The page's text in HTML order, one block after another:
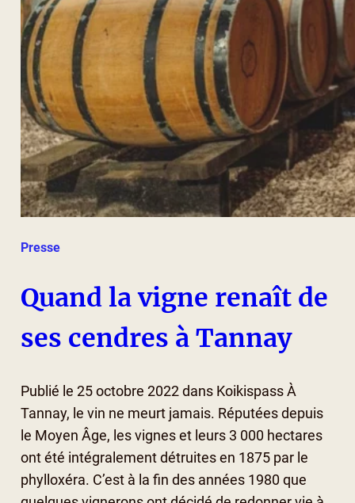
Presse
Quand la vigne renaît de
ses cendres à Tannay
Publié le 25 octobre 2022 dans Koikispass À
Tannay, le vin ne meurt jamais. Réputées depuis
le Moyen Âge, les vignes et leurs 3 000 hectares
ont été intégralement détruites en 1875 par le
phylloxéra. C’est à la fin des années 1980 que